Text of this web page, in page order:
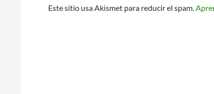
Este sitio usa Akismet para reducir el spam.